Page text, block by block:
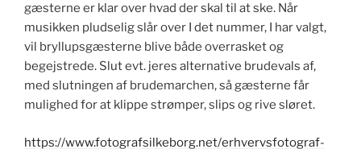
gæsterne er klar over hvad der skal til at ske. Når
musikken pludselig slår over I det nummer, I har valgt,
vil bryllupsgæsterne blive både overrasket og
begejstrede. Slut evt. jeres alternative brudevals af,
med slutningen af brudemarchen, så gæsterne får
mulighed for at klippe strømper, slips og rive sløret.
https://www.fotografsilkeborg.net/erhvervsfotograf-